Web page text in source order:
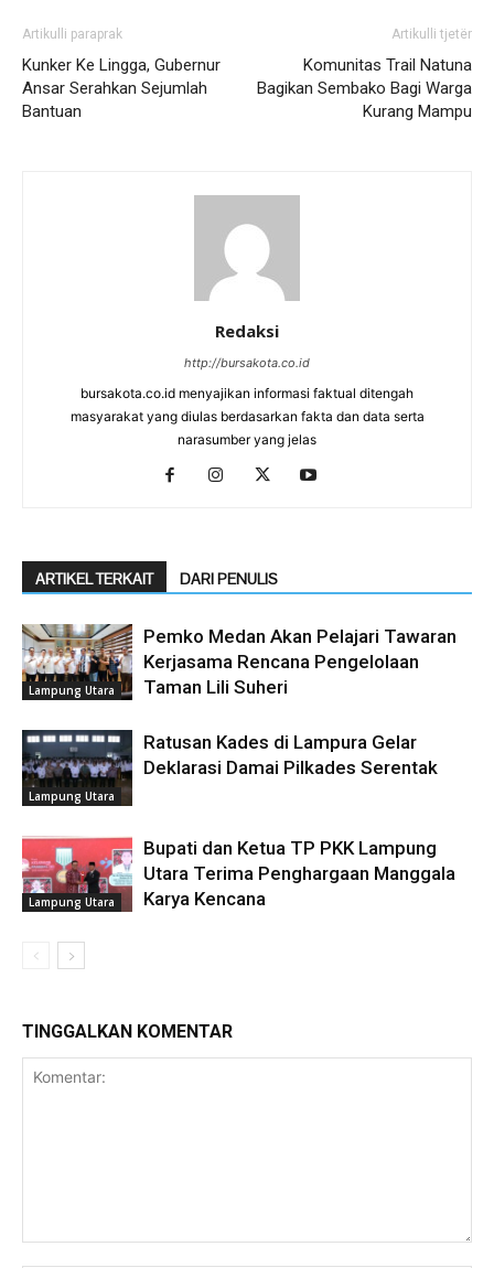
Artikulli paraprak
Kunker Ke Lingga, Gubernur
Ansar Serahkan Sejumlah
Bantuan
Artikulli tjetër
Komunitas Trail Natuna
Bagikan Sembako Bagi Warga
Kurang Mampu
Redaksi
http://bursakota.co.id
bursakota.co.id menyajikan informasi faktual ditengah
masyarakat yang diulas berdasarkan fakta dan data serta
narasumber yang jelas
ARTIKEL TERKAIT DARI PENULIS
Lampung Utara
Pemko Medan Akan Pelajari Tawaran
Kerjasama Rencana Pengelolaan
Taman Lili Suheri
Lampung Utara
Ratusan Kades di Lampura Gelar
Deklarasi Damai Pilkades Serentak
Lampung Utara
Bupati dan Ketua TP PKK Lampung
Utara Terima Penghargaan Manggala
Karya Kencana
TINGGALKAN KOMENTAR